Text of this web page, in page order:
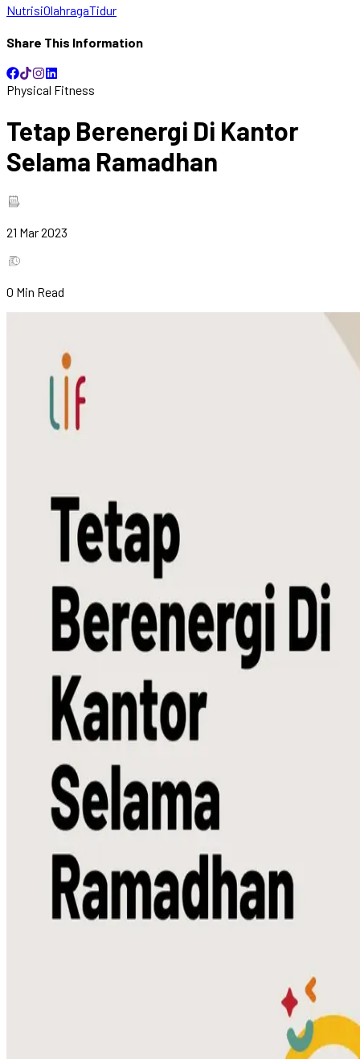
NutrisiOlahragaTidur
Share This Information
Physical Fitness
Tetap Berenergi Di Kantor
Selama Ramadhan
21 Mar 2023
0 Min Read